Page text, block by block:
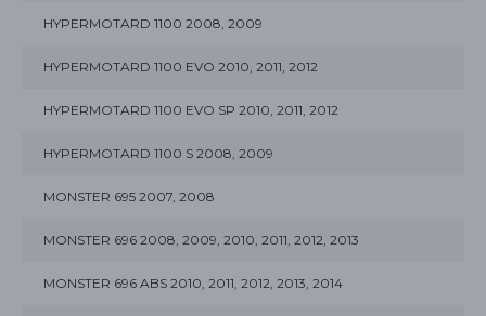
HYPERMOTARD 1100 2008, 2009
HYPERMOTARD 1100 EVO 2010, 2011, 2012
HYPERMOTARD 1100 EVO SP 2010, 2011, 2012
HYPERMOTARD 1100 S 2008, 2009
MONSTER 695 2007, 2008
MONSTER 696 2008, 2009, 2010, 2011, 2012, 2013
MONSTER 696 ABS 2010, 2011, 2012, 2013, 2014